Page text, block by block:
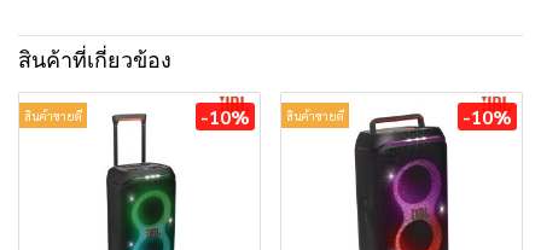
สินค้าที่เกี่ยวข้อง
สินค้าขายดี -10% สินค้าขายดี -10%